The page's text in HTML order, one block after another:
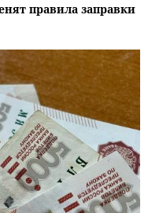
правила заправки